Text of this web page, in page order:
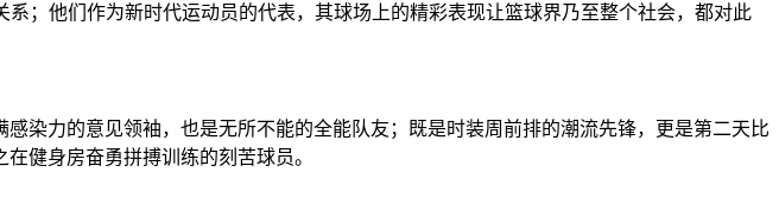
系；他们作为新时代运动员的代表，其球场上的精彩表现让篮球界乃至整个社会，都对此
染力的意见领袖，也是无所不能的全能队友；既是时装周前排的潮流先锋，更是第二天比
健身房奋勇拼搏训练的刻苦球员。